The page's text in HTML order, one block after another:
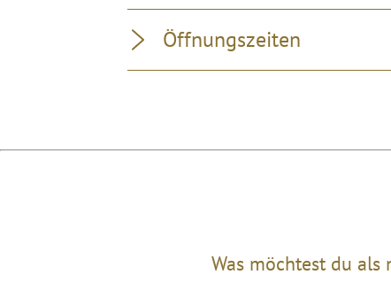
Öffnungszeiten
Was möchtest du als